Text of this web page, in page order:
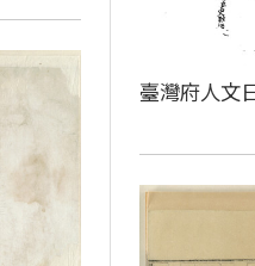
臺灣府人文